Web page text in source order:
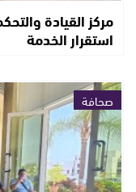
مركز القيادة
استقرار الخدمة
صحافة